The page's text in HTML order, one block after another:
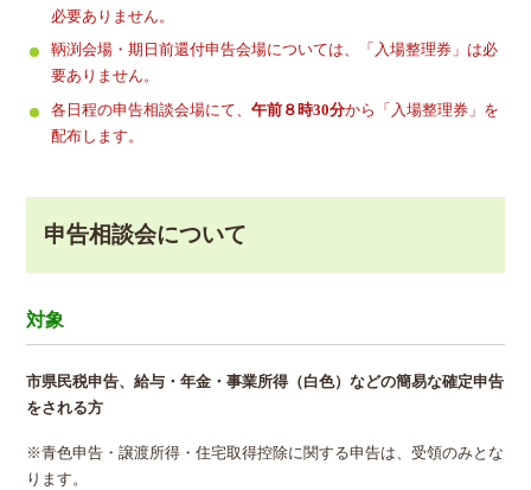
必要ありません。
鞆渕会場・期日前還付申告会場については、「入場整理券」は必
要ありません。
各日程の申告相談会場にて、午前８時30分から「入場整理券」を
配布します。
申告相談会について
対象
市県民税申告、給与・年金・事業所得（白色）などの簡易な確定申告
をされる方
※青色申告・譲渡所得・住宅取得控除に関する申告は、受領のみとな
ります。